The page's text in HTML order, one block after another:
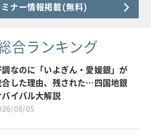
ナー情報掲載(無料)
合ランキング
なのに「いよぎん・愛媛銀」が
合した理由、残された…四国地銀
イバル大解説
08/05